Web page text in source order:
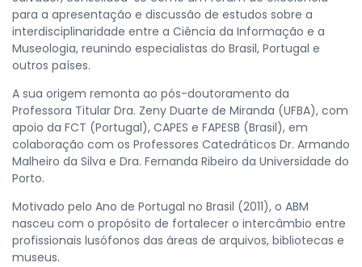
para a apresentação e discussão de estudos sobre a
interdisciplinaridade entre a Ciência da Informação e a
Museologia, reunindo especialistas do Brasil, Portugal e
outros países.
A sua origem remonta ao pós-doutoramento da
Professora Titular Dra. Zeny Duarte de Miranda (UFBA), com
apoio da FCT (Portugal), CAPES e FAPESB (Brasil), em
colaboração com os Professores Catedráticos Dr. Armando
Malheiro da Silva e Dra. Fernanda Ribeiro da Universidade do
Porto.
Motivado pelo Ano de Portugal no Brasil (2011), o ABM
nasceu com o propósito de fortalecer o intercâmbio entre
profissionais lusófonos das áreas de arquivos, bibliotecas e
museus.